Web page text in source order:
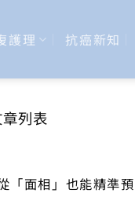
護理 抗癌新知
列表
「面相」也能精準預